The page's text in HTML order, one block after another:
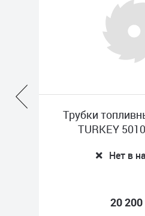
Трубки
TURKEY
Нет в
20 200